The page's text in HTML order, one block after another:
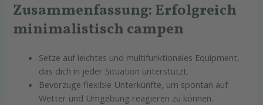
Zusammenfassung: Erfolgreich
minimalistisch campen
Setze auf leichtes und multifunktionales Equipment,
das dich in jeder Situation unterstützt.
Bevorzuge flexible Unterkünfte, um spontan auf
Wetter und Umgebung reagieren zu können.